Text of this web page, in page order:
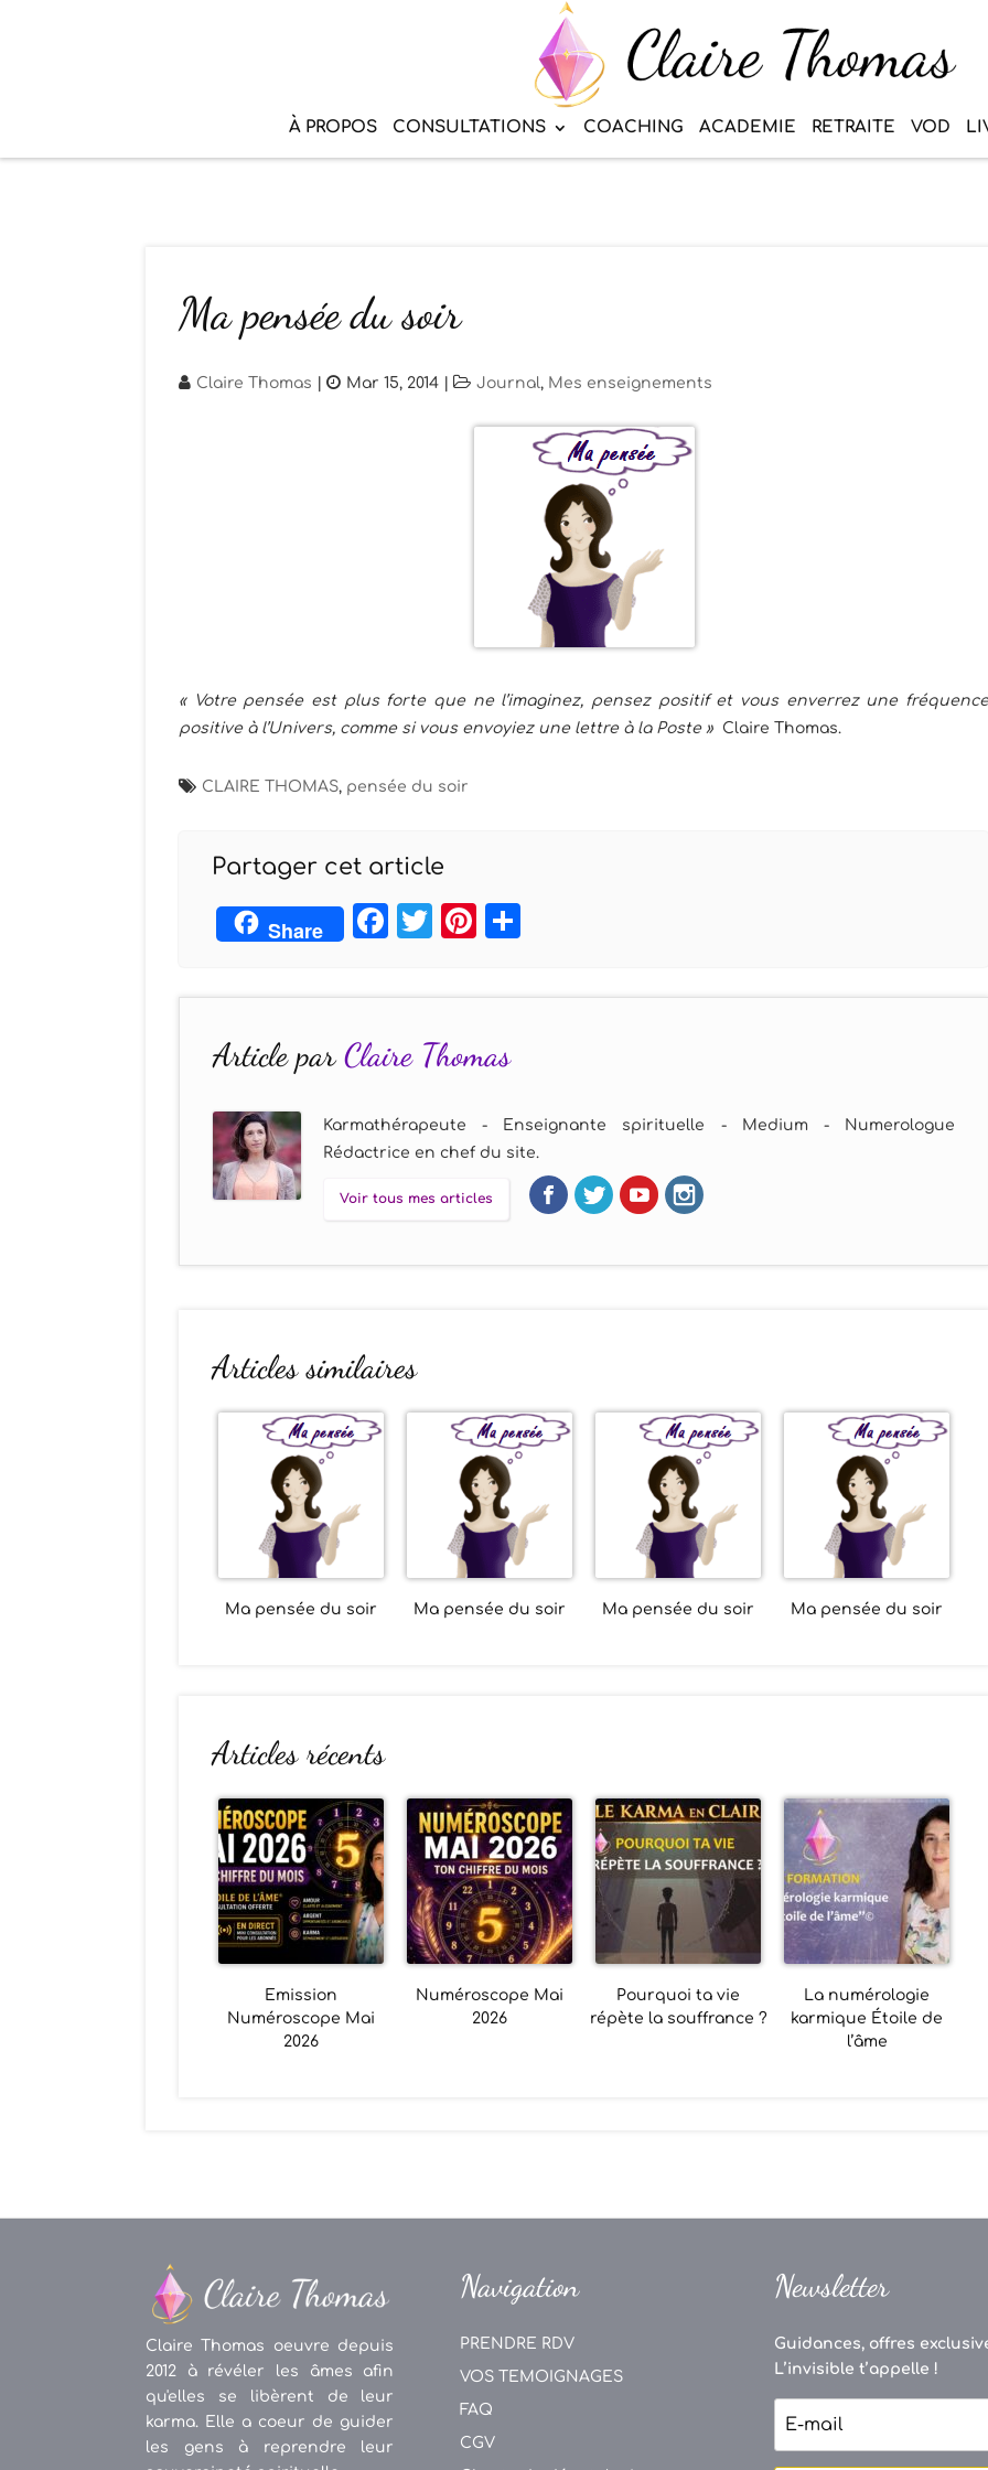
À PROPOS CONSULTATIONS COACHING ACADEMIE RETRAITE VOD
Ma pensée du soir
Claire Thomas Mar 15, 2014 Journal, Mes enseignements
« Votre pensée est plus forte que ne l’imaginez, pensez positif et vous enverrez une
positive à l’Univers, comme si vous envoyiez une lettre à la Poste » Claire Thomas.
CLAIRE THOMAS, pensée du soir
Partager cet article
Share Facebook
TwitterPinterest
Article parClaire Thomas
Karmathérapeute - Enseignante spirituelle - Medium - Numerologue
Rédactrice en chef du site.
Voir tous mes articles
Articles similaires
Ma pensée du soir Ma pensée du soir Ma pensée du soir Ma pensée du soir
Articles récents
Emission
Numéroscope Mai
2026
Numéroscope Mai
2026
Pourquoi ta vie
répète la souffrance ?
La numérologie
karmique Étoile de
l’âme
Claire Thomas oeuvre depuis
2012 à révéler les âmes afin
qu'elles se libèrent de leur
karma. Elle a coeur de guider
les gens à reprendre leur
Navigation
PRENDRE RDV
VOS TEMOIGNAGES
FAQ
CGV
Newsletter
Guidances, offres
L’invisible t’appelle !